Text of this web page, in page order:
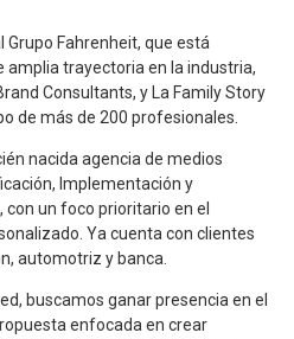
Grupo Fahrenheit, que está
trayectoria en la industria,
Consultants, y La Family Story
de más de 200 profesionales.
nacida agencia de medios
Implementación y
un foco prioritario en el
Ya cuenta con clientes
automotriz y banca.
buscamos ganar presencia en el
enfocada en crear